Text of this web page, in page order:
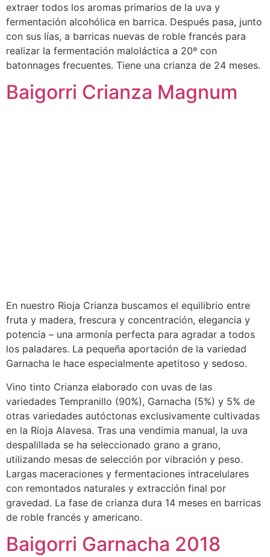
extraer todos los aromas primarios de la uva y
fermentación alcohólica en barrica. Después pasa, junto
con sus lías, a barricas nuevas de roble francés para
realizar la fermentación maloláctica a 20º con
batonnages frecuentes. Tiene una crianza de 24 meses.
Baigorri Crianza Magnum
En nuestro Rioja Crianza buscamos el equilibrio entre
fruta y madera, frescura y concentración, elegancia y
potencia – una armonía perfecta para agradar a todos
los paladares. La pequeña aportación de la variedad
Garnacha le hace especialmente apetitoso y sedoso.
Vino tinto Crianza elaborado con uvas de las
variedades Tempranillo (90%), Garnacha (5%) y 5% de
otras variedades autóctonas exclusivamente cultivadas
en la Rioja Alavesa. Tras una vendimia manual, la uva
despalillada se ha seleccionado grano a grano,
utilizando mesas de selección por vibración y peso.
Largas maceraciones y fermentaciones intracelulares
con remontados naturales y extracción final por
gravedad. La fase de crianza dura 14 meses en barricas
de roble francés y americano.
Baigorri Garnacha 2018